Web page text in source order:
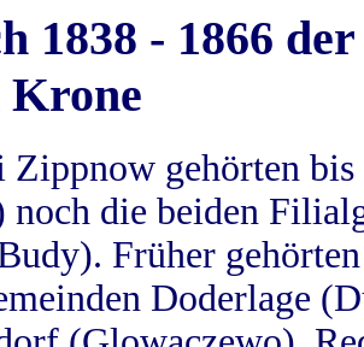
1838 - 1866
Krone
Zippnow gehörten
noch die beiden
Früher
Doderlage